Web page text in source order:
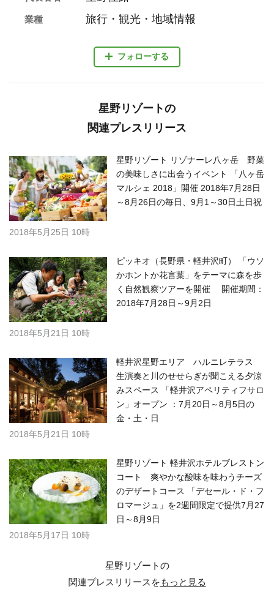
フォローする
業種 旅行・観光・地域情報
星野リゾートの
関連プレスリリース
星野リゾート リゾナーレ八ヶ岳 野菜
の美味しさに出会うイベント 「八ヶ岳
マルシェ 2018」開催 2018年7月28日
～8月26日の毎日、9月1～30日土日祝
2018年5月25日 10時
ピッキオ（長野県・軽井沢町） 「ウソ
かホントか花言葉」をテーマに森を歩
く自然観察ツアーを開催 開催期間：
2018年7月28日～9月2日
2018年5月21日 10時
軽井沢星野エリア ハルニレテラス
生演奏と川のせせらぎが聞こえる夕涼
みスペース 「軽井沢アペリティフサロ
ン」オープン ：7月20日～8月5日の
金・土・日
2018年5月21日 10時
星野リゾート 軽井沢ホテルブレストン
コート 爽やかな酸味を味わうチーズ
のデザートコース 「デセール・ド・フ
ロマージュ」を2週間限定で提供7月27
日～8月9日
2018年5月17日 10時
星野リゾートの
関連プレスリリースをもっと見る